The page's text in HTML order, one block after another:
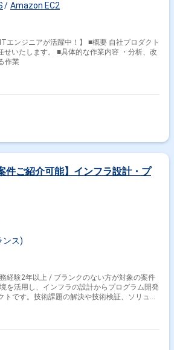
Amazon EC2
エンジニアが活躍中！】 ■概要 自社プロダクト
体的な作業内容 ・分析、改
作業
件ご紹介可能】インフラ設計・プ
ンス)
経験2年以上 / ブランクのない方が対象の案件
を活用し、インフラの設計からプログラム開発
トです。技術課題の解決や技術検証、ソリュー
ォーマンスチューニングやセキュリティ対応、